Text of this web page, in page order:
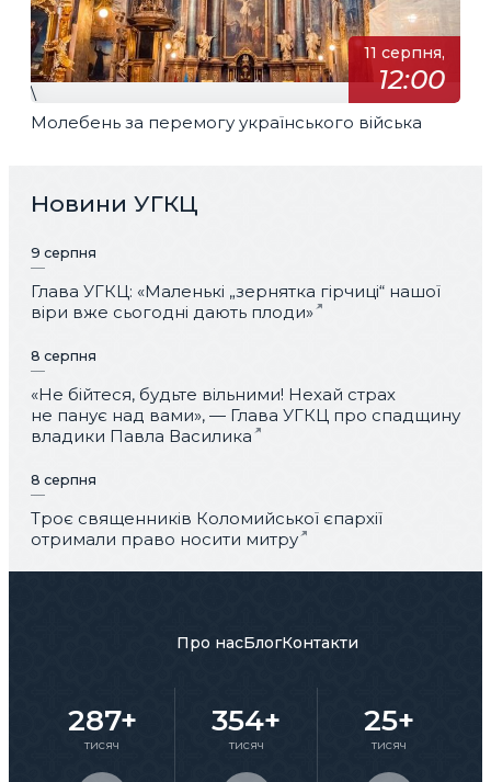
11 серпня,
12:00
\
Молебень за перемогу українського війська
Новини УГКЦ
9 серпня
Глава УГКЦ: «Маленькі „зернятка гірчиці“ нашої
віри вже сьогодні дають плоди»
8 серпня
«Не бійтеся, будьте вільними! Нехай страх
не панує над вами», — Глава УГКЦ про спадщину
владики Павла Василика
8 серпня
Троє священників Коломийської єпархії
отримали право носити митру
Про насБлогКонтакти
287+
тисяч
354+
тисяч
25+
тисяч